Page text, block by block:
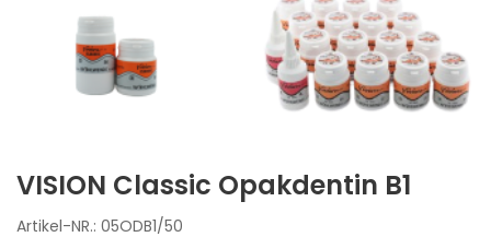
VISION Classic Opakdentin B1
Artikel-NR.: 05ODB1/50